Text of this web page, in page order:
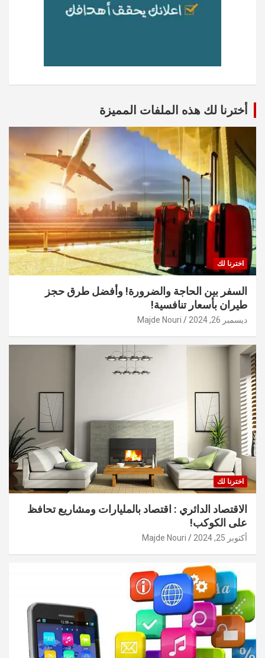
أخترنا لك هذه الملفات المميزة
اخترنا لك
السفر بين الحاجة والضرورة! وأفضل طرق حجز
طيران بأسعار تنافسية!
ديسمبر 26, 2024 Majde Nouri
اخترنا لك
الاقتصاد الدائري : اقتصاد بالمليارات ومشاريع تحافظ
على الكوكب!
أكتوبر 25, 2024 Majde Nouri